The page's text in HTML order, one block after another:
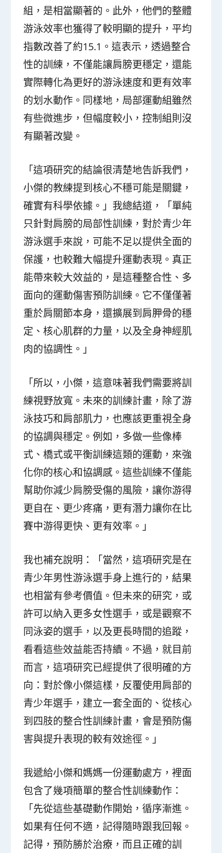
組，是相當顯著的。此外，他們的整體
游泳效率也獲得了較明顯的提升，平均
指數改善了約15.1。這表示，透過整合
性的訓練，不僅能讓肩膀更穩定，還能
實際轉化為更好的游泳速度和更有效率
的划水動作。同樣地，局部運動組雖然
有些微進步，但幅度較小，控制組則沒
有顯著改變。
「這項研究的結論很清楚地告訴我們，
小傑的教練提到核心不穩可能是關鍵，
確實有科學依據。」我總結道，「單純
只針對肩膀的局部性訓練，對於青少年
游泳選手來說，可能不足以提供全面的
保護，也較難大幅提升運動表現。真正
能帶來較大效益的，是這種整合性、多
面向的運動傷害預防訓練。它不僅僅著
重於肩關節本身，還擴展到肩胛骨的穩
定、核心肌群的力量，以及全身神經肌
肉的協調性。」
「所以，小傑，這意味著我們需要將訓
練視野放寬。未來的訓練計畫，除了游
泳技巧和肩部肌力，也應該更重視全身
的協調與穩定。例如，多做一些像棒
式、橋式或平衡訓練這類的運動，來強
化你的核心和協調感。這些訓練不僅能
幫助你減少肩膀受傷的風險，讓你游得
更自在、更少疼痛，更有潛力讓你在比
賽中游得更快、更有效率。」
我也補充說明：「當然，這項研究是在
青少年男性游泳選手身上進行的，結果
也相當有參考價值。但未來的研究，或
許可以納入更多女性選手，或是觀察不
同泳姿的選手，以及更長時間的追蹤，
看看這些效益能否持續。不過，就目前
而言，這項研究已經提供了很明確的方
向：對於像小傑這樣，反覆使用肩部的
青少年選手，建立一套全面的、從核心
到四肢的整合性訓練計畫，會是預防傷
害與提升表現的較有效途徑。」
我遞給小傑和媽媽一份運動處方，裡面
包含了幾項簡單的整合性訓練動作：
「先從這些基礎動作開始，循序漸進。
如果有任何不適，記得隨時跟我回報。
記得，預防勝於治療，而且正確的訓